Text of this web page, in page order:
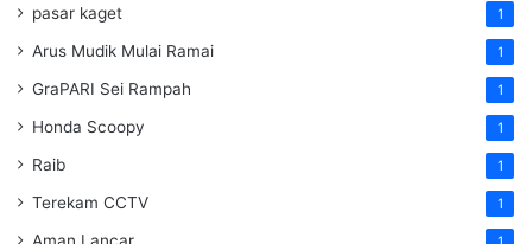
pasar kaget 1
Arus Mudik Mulai Ramai 1
GraPARI Sei Rampah 1
Honda Scoopy 1
Raib 1
Terekam CCTV 1